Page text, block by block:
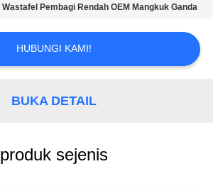
Wastafel Pembagi Rendah OEM Mangkuk Ganda
HUBUNGI KAMI!
BUKA DETAIL
produk sejenis